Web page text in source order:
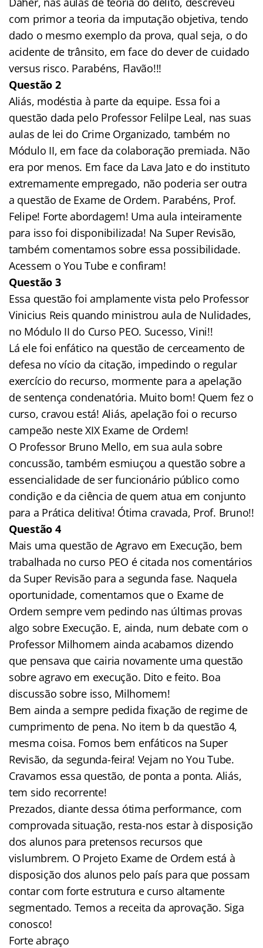
com primor a teoria da imputação objetiva, tendo
dado o mesmo exemplo da prova, qual seja, o do
acidente de trânsito, em face do dever de cuidado
versus risco. Parabéns, Flavão!!!
Questão 2
Aliás, modéstia à parte da equipe. Essa foi a
questão dada pelo Professor Felilpe Leal, nas suas
aulas de lei do Crime Organizado, também no
Módulo II, em face da colaboração premiada. Não
era por menos. Em face da Lava Jato e do instituto
extremamente empregado, não poderia ser outra
a questão de Exame de Ordem. Parabéns, Prof.
Felipe! Forte abordagem! Uma aula inteiramente
para isso foi disponibilizada! Na Super Revisão,
também comentamos sobre essa possibilidade.
Acessem o You Tube e confiram!
Questão 3
Essa questão foi amplamente vista pelo Professor
Vinicius Reis quando ministrou aula de Nulidades,
no Módulo II do Curso PEO. Sucesso, Vini!!
Lá ele foi enfático na questão de cerceamento de
defesa no vício da citação, impedindo o regular
exercício do recurso, mormente para a apelação
de sentença condenatória. Muito bom! Quem fez o
curso, cravou está! Aliás, apelação foi o recurso
campeão neste XIX Exame de Ordem!
O Professor Bruno Mello, em sua aula sobre
concussão, também esmiuçou a questão sobre a
essencialidade de ser funcionário público como
condição e da ciência de quem atua em conjunto
para a Prática delitiva! Ótima cravada, Prof. Bruno!!
Questão 4
Mais uma questão de Agravo em Execução, bem
trabalhada no curso PEO é citada nos comentários
da Super Revisão para a segunda fase. Naquela
oportunidade, comentamos que o Exame de
Ordem sempre vem pedindo nas últimas provas
algo sobre Execução. E, ainda, num debate com o
Professor Milhomem ainda acabamos dizendo
que pensava que cairia novamente uma questão
sobre agravo em execução. Dito e feito. Boa
discussão sobre isso, Milhomem!
Bem ainda a sempre pedida fixação de regime de
cumprimento de pena. No item b da questão 4,
mesma coisa. Fomos bem enfáticos na Super
Revisão, da segunda-feira! Vejam no You Tube.
Cravamos essa questão, de ponta a ponta. Aliás,
tem sido recorrente!
Prezados, diante dessa ótima performance, com
comprovada situação, resta-nos estar à disposição
dos alunos para pretensos recursos que
vislumbrem. O Projeto Exame de Ordem está à
disposição dos alunos pelo país para que possam
contar com forte estrutura e curso altamente
segmentado. Temos a receita da aprovação. Siga
conosco!
Forte abraço